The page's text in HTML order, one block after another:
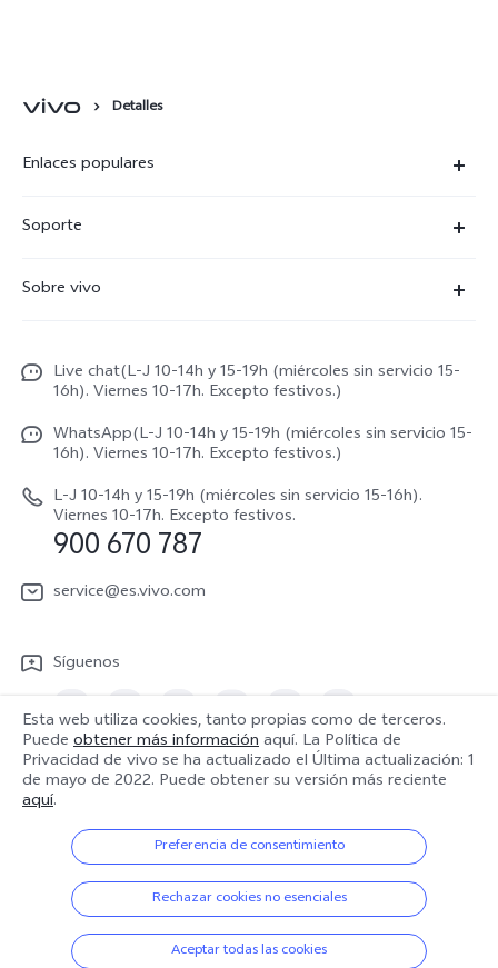
Detalles
Enlaces populares
X300
V70 5G
V70 FE
V70 Lite 5G
Y31 5G
Soporte
Autenticación de IMEI
Gestión de reparaciones
Manual de usuario
Actualización de sistema
Actualizar registro
Instrucciones de Garantía
Sobre vivo
Netiqueta vivo
Avisos legales
Acerca de nosotros
Sostenibilidad
Centro de privacidad de vivo
Live chat(L-J 10-14h y 15-19h (miércoles sin servicio 15-
16h). Viernes 10-17h. Excepto festivos.)
WhatsApp(L-J 10-14h y 15-19h (miércoles sin servicio 15-
16h). Viernes 10-17h. Excepto festivos.)
L-J 10-14h y 15-19h (miércoles sin servicio 15-16h).
Viernes 10-17h. Excepto festivos.
900 670 787
service@es.vivo.com
Síguenos
España | Seleccione país/región
© 2026 vivo Mobile Communication Co., Ltd. Todos los derechos
reservados.
Política de privacidad | Política de cookies | Soporte de privacidad
Política de Datos
Configuración de Cookies
Esta web utiliza cookies, tanto propias como de terceros.
Puede obtener más informaciónaquí. La Política de
Privacidad de vivo se ha actualizado el Última actualización: 1
de mayo de 2022. Puede obtener su versión más reciente
aquí.
Preferencia de consentimiento
Rechazar cookies no esenciales
Aceptar todas las cookies